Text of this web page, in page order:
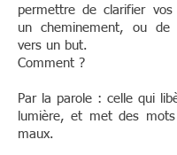
permettre de clarifier vos
un cheminement, ou de
vers un but.
Comment ?
Par la parole : celle qui
lumière, et met des
maux.